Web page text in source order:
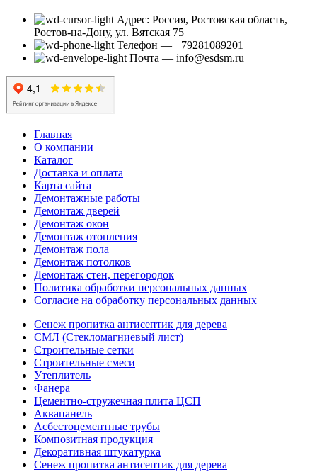
Адрес: Россия, Ростовская область,
Ростов-на-Дону, ул. Вятская 75
Телефон — +79281089201
Почта — info@esdsm.ru
Главная
О компании
Каталог
Доставка и оплата
Карта сайта
Демонтажные работы
Демонтаж дверей
Демонтаж окон
Демонтаж отопления
Демонтаж пола
Демонтаж потолков
Демонтаж стен, перегородок
Политика обработки персональных данных
Согласие на обработку персональных данных
Сенеж пропитка антисептик для дерева
СМЛ (Стекломагниевый лист)
Строительные сетки
Строительные смеси
Утеплитель
Фанера
Цементно-стружечная плита ЦСП
Аквапанель
Асбестоцементные трубы
Композитная продукция
Декоративная штукатурка
Сенеж пропитка антисептик для дерева